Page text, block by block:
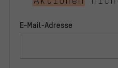
E-Mail-Adresse